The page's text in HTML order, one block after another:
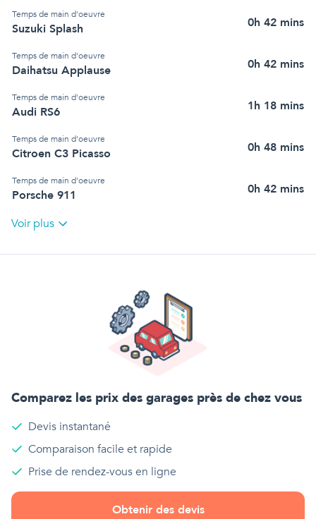
Temps de main d'oeuvre
Suzuki Splash 0h 42 mins
Temps de main d'oeuvre
Daihatsu Applause 0h 42 mins
Temps de main d'oeuvre
Audi RS6 1h 18 mins
Temps de main d'oeuvre
Citroen C3 Picasso 0h 48 mins
Temps de main d'oeuvre
Porsche 911 0h 42 mins
Voir plus
Comparez les prix des garages près de chez vous
Devis instantané
Comparaison facile et rapide
Prise de rendez-vous en ligne
Obtenir des devis